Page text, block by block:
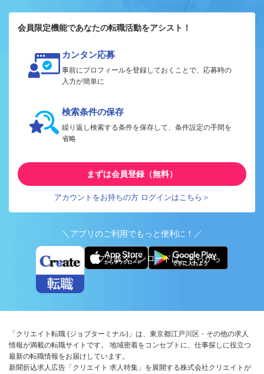
会員限定機能であなたの転職活動をアシスト！
カンタン応募
事前にプロフィールを登録しておくことで、応募時の
入力が簡単に
検索条件の保存
繰り返し検索する条件を保存して、条件設定の手間を
省略
まずは会員登録（無料）
アカウントをお持ちの方 ログインはこちら＞
＼アプリのご利用でもっと便利に！／
アプリ版ダウンロードはこちらから
「クリエイト転職 (ジョブターミナル)」は、東京都江戸川区・その他の求人
情報が満載の転職サイトです。 地域密着をコンセプトに、仕事探しに役立つ
最新の転職情報をお届けしています。
新聞折込求人広告「クリエイト 求人特集」を展開する株式会社クリエイトが